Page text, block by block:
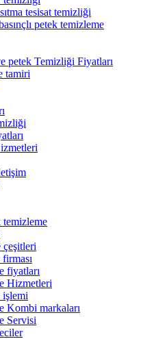
tesisat temizliği
petek temizleme
petek Temizliği Fiyatları
tamiri
temizleme
çeşitleri
fiyatları
Hizmetleri
işlemi
Kombi markaları
Servisi